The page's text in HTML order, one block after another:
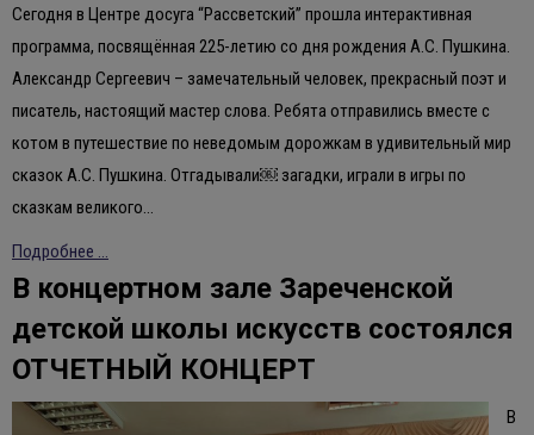
Сегодня в Центре досуга “Рассветский” прошла интерактивная
программа, посвящённая 225-летию со дня рождения А.С. Пушкина.
Александр Сергеевич – замечательный человек, прекрасный поэт и
писатель, настоящий мастер слова. Ребята отправились вместе с
котом в путешествие по неведомым дорожкам в удивительный мир
сказок А.С. Пушкина. Отгадывали￼ загадки, играли в игры по
сказкам великого…
Подробнее ...
В концертном зале Зареченской
детской школы искусств состоялся
ОТЧЕТНЫЙ КОНЦЕРТ
В